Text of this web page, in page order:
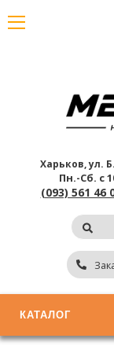
Харьков, ул.
Пн.-Сб. с
(093) 561 46
КАТАЛОГ